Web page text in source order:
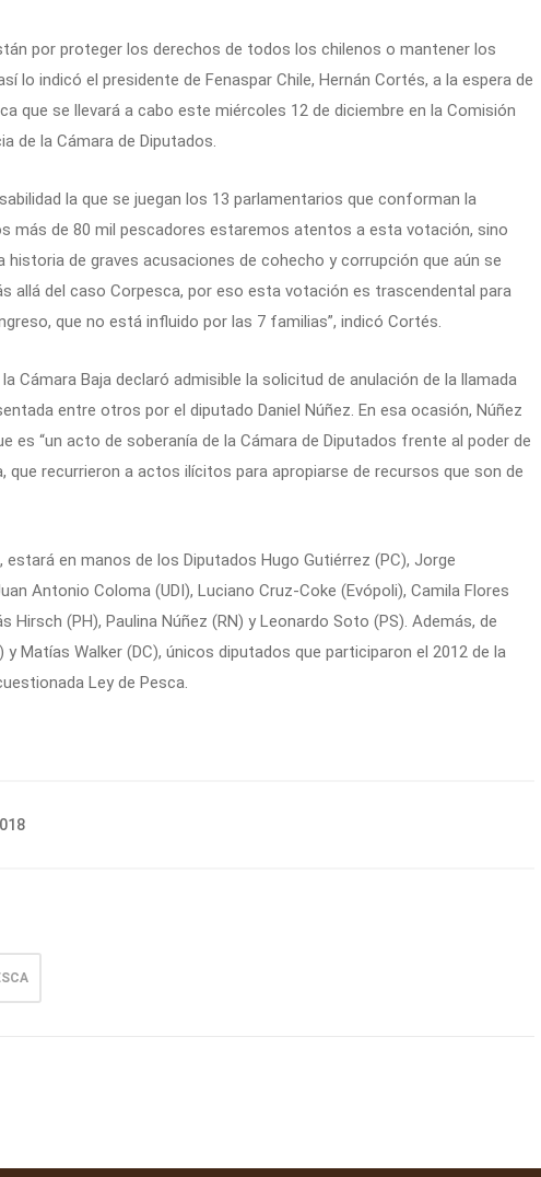
por proteger los derechos de todos los chilenos o mantener los
lo indicó el presidente de Fenaspar Chile, Hernán Cortés, a la espera de
que se llevará a cabo este miércoles 12 de diciembre en la Comisión
de la Cámara de Diputados.
la que se juegan los 13 parlamentarios que conforman la
más de 80 mil pescadores estaremos atentos a esta votación, sino
historia de graves acusaciones de cohecho y corrupción que aún se
allá del caso Corpesca, por eso esta votación es trascendental para
que no está influido por las 7 familias”, indicó Cortés.
Cámara Baja declaró admisible la solicitud de anulación de la llamada
entre otros por el diputado Daniel Núñez. En esa ocasión, Núñez
es “un acto de soberanía de la Cámara de Diputados frente al poder de
recurrieron a actos ilícitos para apropiarse de recursos que son de
estará en manos de los Diputados Hugo Gutiérrez (PC), Jorge
Antonio Coloma (UDI), Luciano Cruz-Coke (Evópoli), Camila Flores
Hirsch (PH), Paulina Núñez (RN) y Leonardo Soto (PS). Además, de
y Matías Walker (DC), únicos diputados que participaron el 2012 de la
Ley de Pesca.